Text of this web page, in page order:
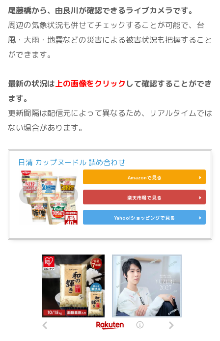
尾藤橋から、由良川が確認できるライブカメラです。
周辺の気象状況も併せてチェックすることが可能で、台
風・大雨・地震などの災害による被害状況も把握すること
ができます。
最新の状況は上の画像をクリック して確認することができ
ます。
更新間隔は配信元によって異なるため、リアルタイムでは
ない場合があります。
日清 カップヌードル 詰め合わせ
Amazonで見る
楽天市場で見る
Yahoo!ショッピングで見る